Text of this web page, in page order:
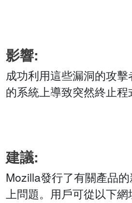
影響:
成功利用這些漏洞的攻
的系統上導致突然終止程
建議:
Mozilla發行了有關產品
上問題。用戶可從以下網